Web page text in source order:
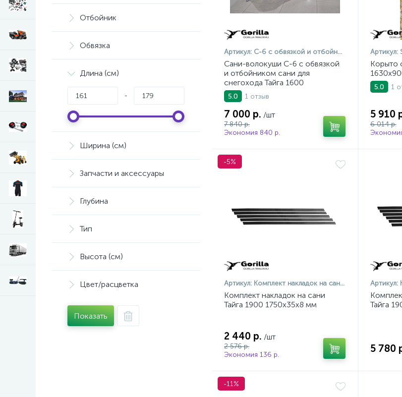
Отбойник
Обвязка
Длина (см)
-
Ширина (см)
Запчасти и аксессуары
Глубина
Тип
Высота (см)
Цвет/расцветка
Показать
Артикул: С-6 с обвязкой и отбойником
Сани-волокуши С-6 с обвязкой
и отбойником сани для
снегохода Тайга 1600
5.0 1 отзыв
7 000 р. /шт
7 840 р.
Экономия 840 р.
Артикул:
Корыто
5.0 1
5 910
6 014 р.
-5%
Артикул: Комплект накладок на сани Тайга 1900 (1750х35х8 мм)
Комплект накладок на сани
Тайга 1900 1750х35х8 мм
2 440 р. /шт
2 576 р.
Экономия 136 р.
Артикул:
Тайга
5 780
-11%